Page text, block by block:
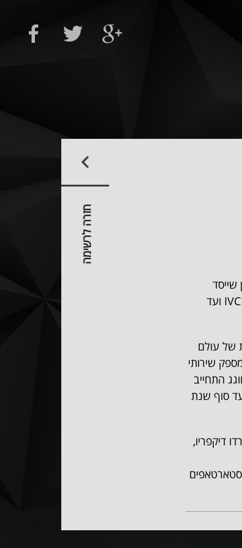
Singulariteam הוכרה כקרן הפעילה ביותר בישראל בשנת 2015 ע״פ IVC ועד
של עולם
שירותי
התחייב
סוף שנת
דיקפריו,
חזרה לרשימה